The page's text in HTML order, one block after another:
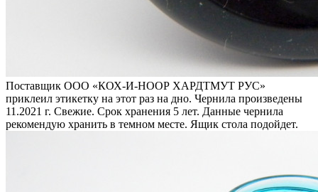
Поставщик ООО «КОХ-И-НООР ХАРДТМУТ РУС»
приклеил этикетку на этот раз на дно. Чернила произведены
11.2021 г. Свежие. Срок хранения 5 лет. Данные чернила
рекомендую хранить в темном месте. Ящик стола подойдет.